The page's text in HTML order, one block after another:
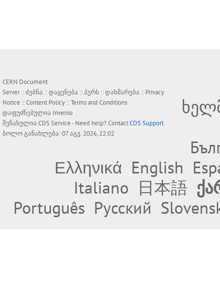
CERN Document
Server ::ძებნა ::დაყენება ::პერს ::დახმარება :: Privacy
Notice ::Content Policy ::Terms and Conditions
დაფუძნებულია Invenio
შენახულია CDS Service- Need help? ContactCDS Support.
ბოლო განახლება: 07 აგვ. 2026, 22:02
Ελληνικά English
Italiano 日本語
Português Русский